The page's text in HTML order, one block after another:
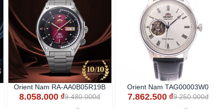
Orient Nam RA-AA0B05R19B
8.058.000 ₫9.480.000đ
Orient Nam TAG00003W0
7.862.500 ₫9.250.000đ